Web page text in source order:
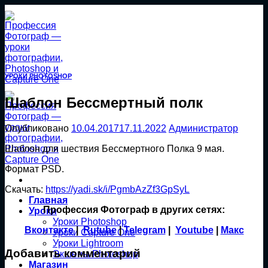
Перейти
к
содержанию
Главная
Уроки
Уроки Photoshop
Уроки Capture One
Уроки Lightroom
Экшены Photoshop
Магазин
УРОКИ PHOTOSHOP
Шаблон Бессмертный полк
Опубликовано 10.04.201717.11.2022 Администратор
Шаблон для шествия Бессмертного Полка 9 мая.
Формат PSD.
Скачать: https://yadi.sk/i/PgmbAzZf3GpSyL
Профессия Фотограф в других сетях:
Вконтакте|Rutube|Telegram| Youtube| Макс
Добавить комментарий